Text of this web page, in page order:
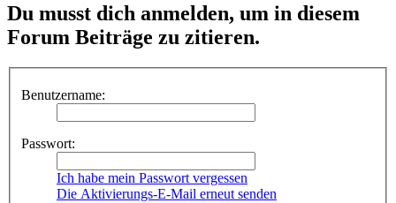
Du musst dich anmelden, um in diesem
Forum Beiträge zu zitieren.
Benutzername:
Passwort:
Ich habe mein Passwort vergessen
Die Aktivierungs-E-Mail erneut senden